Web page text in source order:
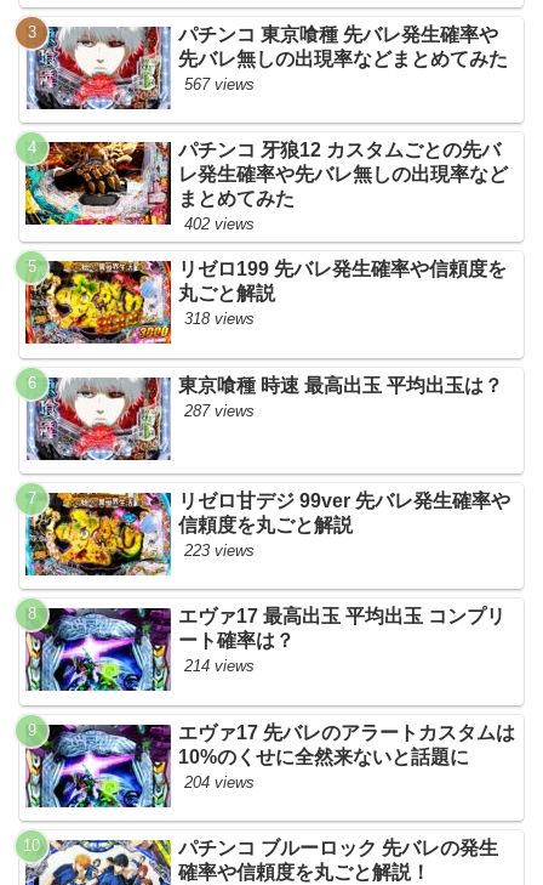
パチンコ 東京喰種 先バレ発生確率や
先バレ無しの出現率などまとめてみた
567 views
パチンコ 牙狼12 カスタムごとの先バ
レ発生確率や先バレ無しの出現率など
まとめてみた
402 views
リゼロ199 先バレ発生確率や信頼度を
丸ごと解説
318 views
東京喰種 時速 最高出玉 平均出玉は？
287 views
リゼロ甘デジ 99ver 先バレ発生確率や
信頼度を丸ごと解説
223 views
エヴァ17 最高出玉 平均出玉 コンプリ
ート確率は？
214 views
エヴァ17 先バレのアラートカスタムは
10%のくせに全然来ないと話題に
204 views
パチンコ ブルーロック 先バレの発生
確率や信頼度を丸ごと解説！